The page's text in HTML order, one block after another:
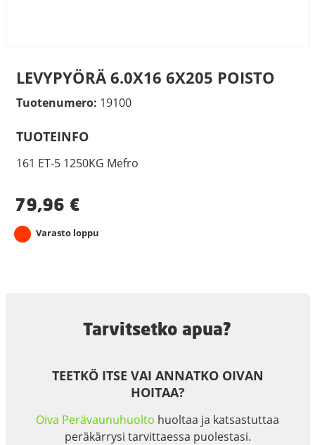
LEVYPYÖRÄ 6.0X16 6X205 POISTO
Tuotenumero: 19100
TUOTEINFO
161 ET-5 1250KG Mefro
79,96 €
Varasto loppu
Tarvitsetko apua?
TEETKÖ ITSE VAI ANNATKO OIVAN
HOITAA?
Oiva Perävaunuhuolto huoltaa ja katsastuttaa
peräkärrysi tarvittaessa puolestasi.